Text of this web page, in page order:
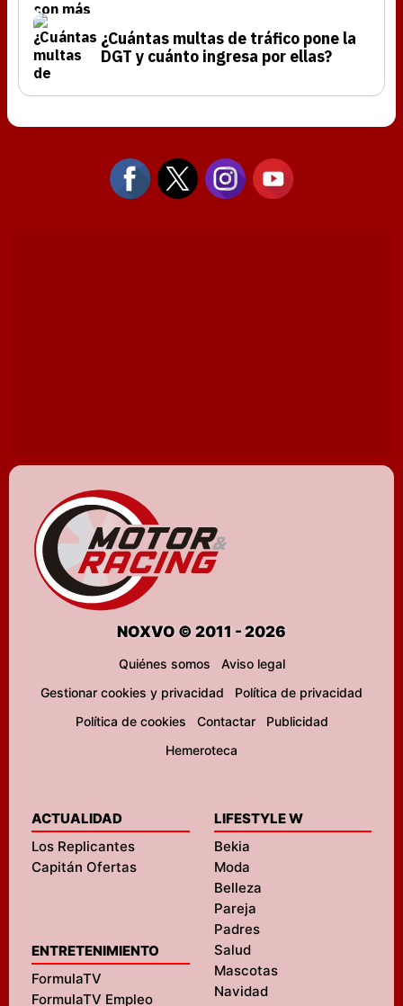
¿Cuántas multas de tráfico pone la
DGT y cuánto ingresa por ellas?
NOXVO © 2011 - 2026
Quiénes somos
Aviso legal
Gestionar cookies y privacidad
Política de privacidad
Política de cookies
Contactar
Publicidad
Hemeroteca
ACTUALIDAD
Los Replicantes
Capitán Ofertas
ENTRETENIMIENTO
FormulaTV
FormulaTV Empleo
LIFESTYLE W
Bekia
Moda
Belleza
Pareja
Padres
Salud
Mascotas
Navidad